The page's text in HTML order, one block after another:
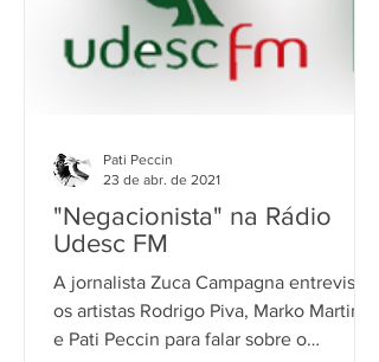
"Negacionista" na Rádio
Udesc FM
A jornalista Zuca Campagna entrevistou
os artistas Rodrigo Piva, Marko Martinz
e Pati Peccin para falar sobre o
Pati Peccin
23 de abr. de 2021